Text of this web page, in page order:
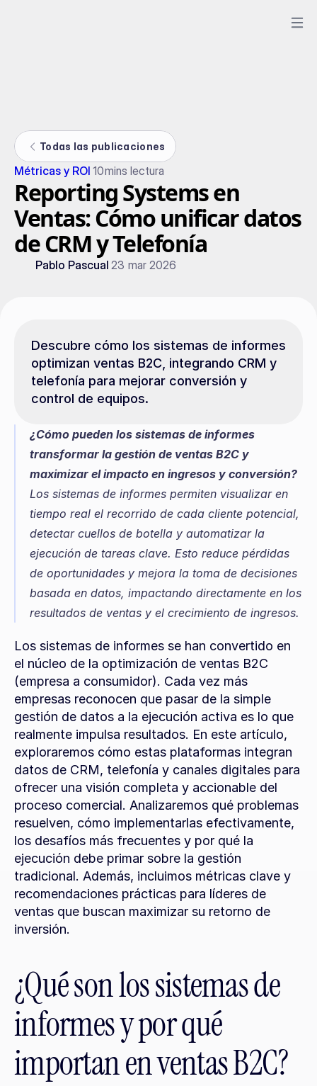
Todas las publicaciones
Métricas y ROI 10mins lectura
Reporting Systems en
Ventas: Cómo unificar datos
de CRM y Telefonía
Pablo Pascual 23 mar 2026
Descubre cómo los sistemas de informes
optimizan ventas B2C, integrando CRM y
telefonía para mejorar conversión y
control de equipos.
¿Cómo pueden los sistemas de informes
transformar la gestión de ventas B2C y
maximizar el impacto en ingresos y conversión?
Los sistemas de informes permiten visualizar en
tiempo real el recorrido de cada cliente potencial,
detectar cuellos de botella y automatizar la
ejecución de tareas clave. Esto reduce pérdidas
de oportunidades y mejora la toma de decisiones
basada en datos, impactando directamente en los
resultados de ventas y el crecimiento de ingresos.
Los sistemas de informes se han convertido en
el núcleo de la optimización de ventas B2C
(empresa a consumidor). Cada vez más
empresas reconocen que pasar de la simple
gestión de datos a la ejecución activa es lo que
realmente impulsa resultados. En este artículo,
exploraremos cómo estas plataformas integran
datos de CRM, telefonía y canales digitales para
ofrecer una visión completa y accionable del
proceso comercial. Analizaremos qué problemas
resuelven, cómo implementarlas efectivamente,
los desafíos más frecuentes y por qué la
ejecución debe primar sobre la gestión
tradicional. Además, incluimos métricas clave y
recomendaciones prácticas para líderes de
ventas que buscan maximizar su retorno de
inversión.
¿Qué son los sistemas de
informes y por qué
importan en ventas B2C?